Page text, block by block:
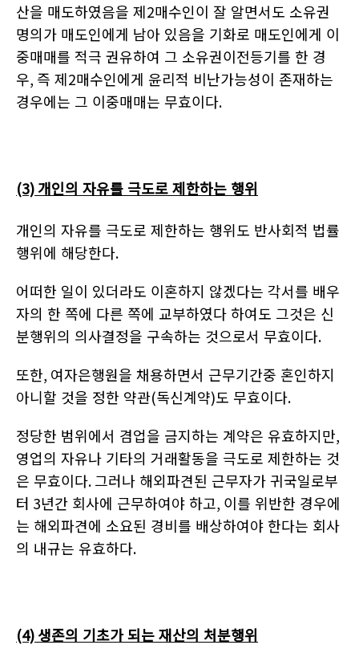
산을 매도하였음을 제2매수인이 잘 알면서도 소유권
명의가 매도인에게 남아 있음을 기화로 매도인에게 이
중매매를 적극 권유하여 그 소유권이전등기를 한 경
우, 즉 제2매수인에게 윤리적 비난가능성이 존재하는
경우에는 그 이중매매는 무효이다.
(3)개인의 자유를 극도로 제한하는 행위
개인의 자유를 극도로 제한하는 행위도 반사회적 법률
행위에 해당한다.
어떠한 일이 있더라도 이혼하지 않겠다는 각서를 배우
자의 한 쪽에 다른 쪽에 교부하였다 하여도 그것은 신
분행위의 의사결정을 구속하는 것으로서 무효이다.
또한, 여자은행원을 채용하면서 근무기간중 혼인하지
아니할 것을 정한 약관(독신계약)도 무효이다.
정당한 범위에서 겸업을 금지하는 계약은 유효하지만,
영업의 자유나 기타의 거래활동을 극도로 제한하는 것
은 무효이다.그러나 해외파견된 근무자가 귀국일로부
터 3년간 회사에 근무하여야 하고, 이를 위반한 경우에
는 해외파견에 소요된 경비를 배상하여야 한다는 회사
의 내규는 유효하다.
(4)생존의 기초가 되는 재산의 처분행위